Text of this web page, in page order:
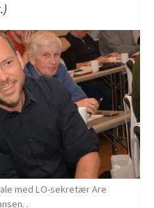
med LO-sekretær Are
.